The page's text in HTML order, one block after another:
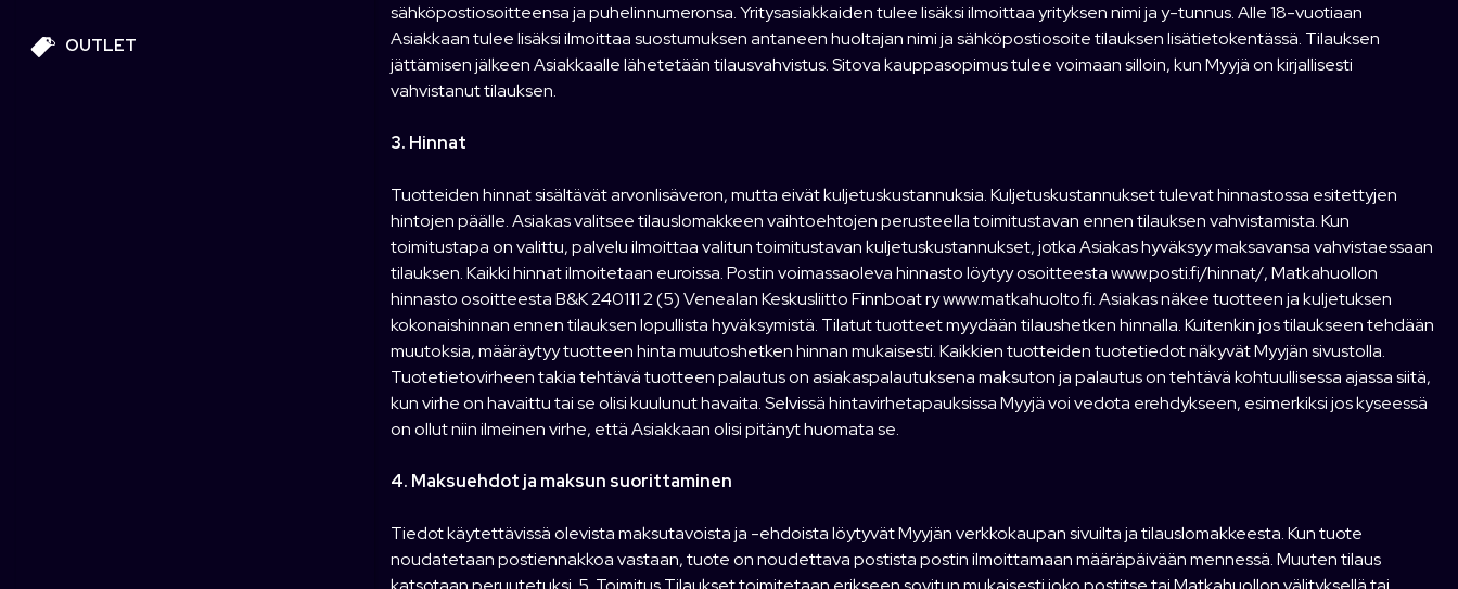
OUTLET
sähköpostiosoitteensa ja puhelinnumeronsa. Yritysasiakkaiden tulee lisäksi ilmoittaa yrityksen nimi ja y-tunnus. Alle 18-vuotiaan
Asiakkaan tulee lisäksi ilmoittaa suostumuksen antaneen huoltajan nimi ja sähköpostiosoite tilauksen lisätietokentässä. Tilauksen
jättämisen jälkeen Asiakkaalle lähetetään tilausvahvistus. Sitova kauppasopimus tulee voimaan silloin, kun Myyjä on kirjallisesti
vahvistanut tilauksen.
3. Hinnat
Tuotteiden hinnat sisältävät arvonlisäveron, mutta eivät kuljetuskustannuksia. Kuljetuskustannukset tulevat hinnastossa esitettyjen
hintojen päälle. Asiakas valitsee tilauslomakkeen vaihtoehtojen perusteella toimitustavan ennen tilauksen vahvistamista. Kun
toimitustapa on valittu, palvelu ilmoittaa valitun toimitustavan kuljetuskustannukset, jotka Asiakas hyväksyy maksavansa vahvistaessaan
tilauksen. Kaikki hinnat ilmoitetaan euroissa. Postin voimassaoleva hinnasto löytyy osoitteesta www.posti.fi/hinnat/, Matkahuollon
hinnasto osoitteesta B&K 240111 2 (5) Venealan Keskusliitto Finnboat ry www.matkahuolto.fi. Asiakas näkee tuotteen ja kuljetuksen
kokonaishinnan ennen tilauksen lopullista hyväksymistä. Tilatut tuotteet myydään tilaushetken hinnalla. Kuitenkin jos tilaukseen tehdään
muutoksia, määräytyy tuotteen hinta muutoshetken hinnan mukaisesti. Kaikkien tuotteiden tuotetiedot näkyvät Myyjän sivustolla.
Tuotetietovirheen takia tehtävä tuotteen palautus on asiakaspalautuksena maksuton ja palautus on tehtävä kohtuullisessa ajassa siitä,
kun virhe on havaittu tai se olisi kuulunut havaita. Selvissä hintavirhetapauksissa Myyjä voi vedota erehdykseen, esimerkiksi jos kyseessä
on ollut niin ilmeinen virhe, että Asiakkaan olisi pitänyt huomata se.
4. Maksuehdot ja maksun suorittaminen
Tiedot käytettävissä olevista maksutavoista ja -ehdoista löytyvät Myyjän verkkokaupan sivuilta ja tilauslomakkeesta. Kun tuote
noudatetaan postiennakkoa vastaan, tuote on noudettava postista postin ilmoittamaan määräpäivään mennessä. Muuten tilaus